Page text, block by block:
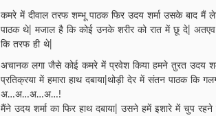
कमरे में दीवाल तरफ शम्भू पाठक फिर उदय शर्मा उसके बाद मैं
पाठक थे| मजाल है कि कोई उनके शरीर को रात में छू दे| अतएव
कि तरफ ही थे|
अचानक लगा जैसे कोई कमरे में प्रवेश किया हमने तुरत उदय
प्रतिक्रया में हमारा हाथ दबाया|थोड़ी देर में संतन पाठक
अ…अ…अ…अ…!
मैंने उदय शर्मा का फिर हाथ दबाया| उसने हमें इशारे में चुप